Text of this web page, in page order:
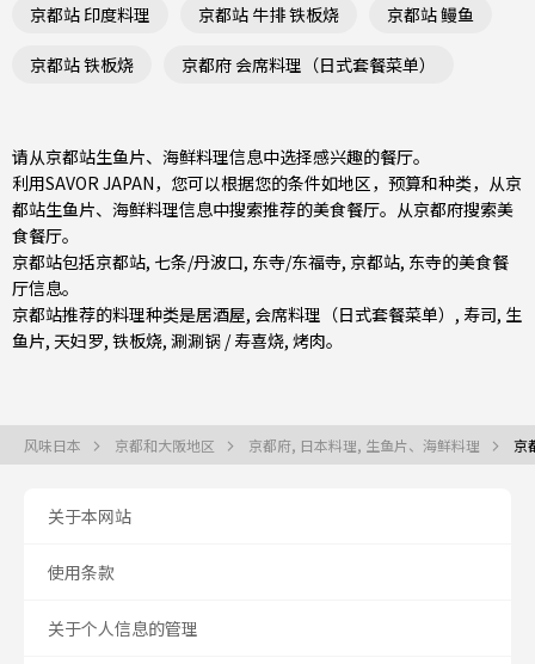
京都站 印度料理 京都站 牛排 铁板烧 京都站 鳗鱼
京都站 铁板烧 京都府 会席料理（日式套餐菜单）
请从京都站生鱼片、海鲜料理信息中选择感兴趣的餐厅。
利用SAVOR JAPAN，您可以根据您的条件如地区，预算和种类，从京
都站生鱼片、海鲜料理信息中搜索推荐的美食餐厅。从京都府搜索美
食餐厅。
京都站包括京都站, 七条/丹波口, 东寺/东福寺, 京都站, 东寺的美食餐
厅信息。
京都站推荐的料理种类是居酒屋, 会席料理（日式套餐菜单） , 寿司, 生
鱼片, 天妇罗, 铁板烧, 涮涮锅 / 寿喜烧, 烤肉。
风味日本 京都和大阪地区 京都府, 日本料理, 生鱼片、海鲜料理 京
关于本网站
使用条款
关于个人信息的管理